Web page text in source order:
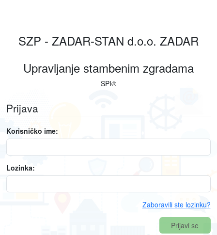
SZP - ZADAR-STAN d.o.o. ZADAR
Upravljanje stambenim zgradama
SPI®
Prijava
Korisničko ime:
Lozinka:
Zaboravili ste lozinku?
Prijavi se